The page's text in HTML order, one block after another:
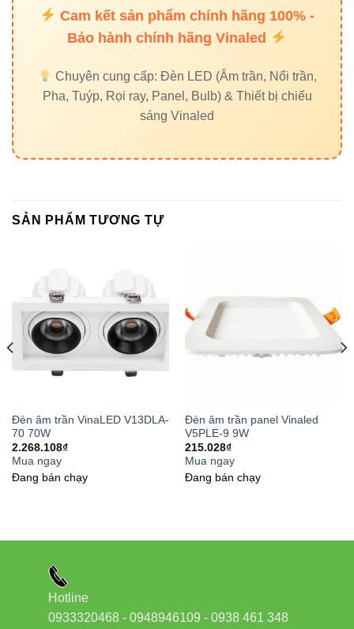
ánh sáng đẹp và bền bỉ – V14DLA-36 chính là lựa chọn
sáng giá.
7. Liên hệ tư vấn – Báo giá
➡
City, Hồ Chí Minh
Cam kết sản phẩm chính hãng 100% -
Bảo hành chính hãng Vinaled
Chuyên cung cấp: Đèn LED (Âm trần, Nổi trần,
Pha, Tuýp, Rọi ray, Panel, Bulb) & Thiết bị chiếu
sáng Vinaled
SẢN PHẨM TƯƠNG TỰ
Đèn âm trần VinaLED V13DLA-
70 70W
2.268.108₫
Mua ngay
Đang bán chạy
Đèn âm trần panel Vinaled
V5PLE-9 9W
215.028₫
Mua ngay
Đang bán chạy
Hotline
0933320468 - 0948946109 - 0938 461 348